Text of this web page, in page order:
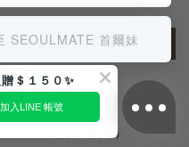
JOIN
- Fri(例假日除外)
SEOULMATE 首爾妹
＄１５０✨
加入LINE 帳號